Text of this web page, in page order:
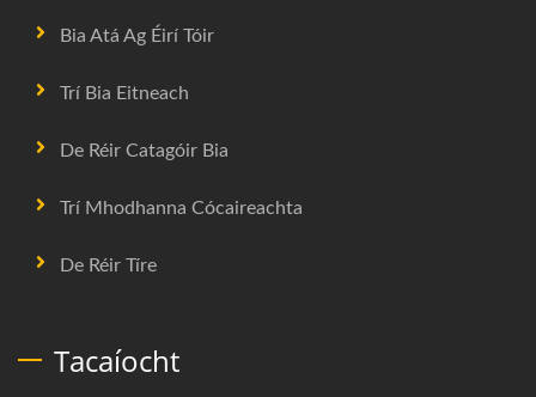
Bia Atá Ag Éirí Tóir
Trí Bia Eitneach
De Réir Catagóir Bia
Trí Mhodhanna Cócaireachta
De Réir Tíre
Tacaíocht